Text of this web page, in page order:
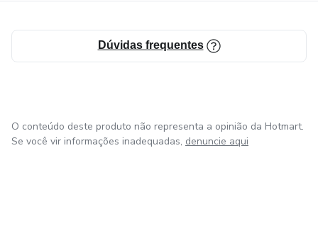
Dúvidas frequentes
O conteúdo deste produto não representa a opinião da Hotmart.
Se você vir informações inadequadas, denuncie aqui